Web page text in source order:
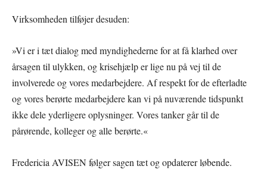
Virksomheden tilføjer desuden:
»Vi er i tæt dialog med myndighederne for at få klarhed over
årsagen til ulykken, og krisehjælp er lige nu på vej til de
involverede og vores medarbejdere. Af respekt for de efterladte
og vores berørte medarbejdere kan vi på nuværende tidspunkt
ikke dele yderligere oplysninger. Vores tanker går til de
pårørende, kolleger og alle berørte.«
Fredericia AVISEN følger sagen tæt og opdaterer løbende.